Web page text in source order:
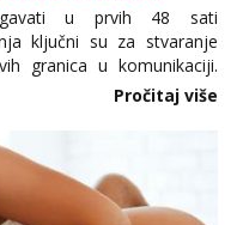
u prvih 48 sati
ključni su za stvaranje
granica u komunikaciji.
osobnih ili intimnih
još nije zaslužila to
Pročitaj više